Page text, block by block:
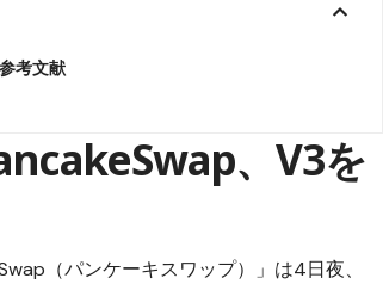
参考文献
、V3を
（パンケーキスワップ）」は4日夜、